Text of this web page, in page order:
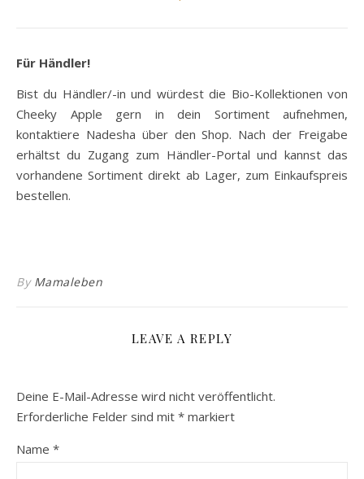
Für Händler!
Bist du Händler/-in und würdest die Bio-Kollektionen von
Cheeky Apple gern in dein Sortiment aufnehmen,
kontaktiere Nadesha über den Shop. Nach der Freigabe
erhältst du Zugang zum Händler-Portal und kannst das
vorhandene Sortiment direkt ab Lager, zum Einkaufspreis
bestellen.
By Mamaleben
LEAVE A REPLY
Deine E-Mail-Adresse wird nicht veröffentlicht.
Erforderliche Felder sind mit * markiert
Name *